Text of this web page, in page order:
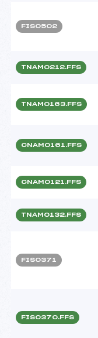
FIS0502
TNAM0212.FFS
TNAM0163.FFS
CNAM0161.FFS
CNAM0121.FFS
TNAM0132.FFS
FIS0371
FIS0370.FFS